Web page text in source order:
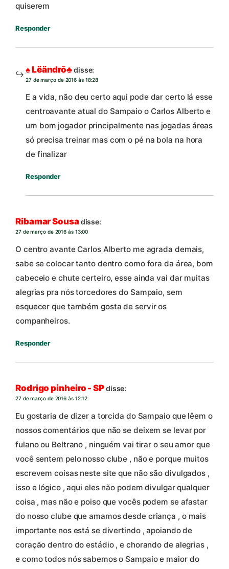
quiserem
Responder
♠ Lëändrō♣disse:
27 de março de 2016 às 18:28
E a vida, não deu certo aqui pode dar certo lá esse
centroavante atual do Sampaio o Carlos Alberto e
um bom jogador principalmente nas jogadas áreas
só precisa treinar mas com o pé na bola na hora
de finalizar
Responder
Ribamar Sousadisse:
27 de março de 2016 às 13:00
O centro avante Carlos Alberto me agrada demais,
sabe se colocar tanto dentro como fora da área, bom
cabeceio e chute certeiro, esse ainda vai dar muitas
alegrias pra nós torcedores do Sampaio, sem
esquecer que também gosta de servir os
companheiros.
Responder
Rodrigo pinheiro - SPdisse:
27 de março de 2016 às 12:12
Eu gostaria de dizer a torcida do Sampaio que lêem o
nossos comentários que não se deixem se levar por
fulano ou Beltrano , ninguém vai tirar o seu amor que
você sentem pelo nosso clube , não e porque muitos
escrevem coisas neste site que não são divulgados ,
isso e lógico , aqui eles não podem divulgar qualquer
coisa , mas não e poiso que vocês podem se afastar
do nosso clube que amamos desde criança , o mais
importante nos está se divertindo , apoiando de
coração dentro do estádio , e chorando de alegrias ,
e como todos nós sabemos o Sampaio e maior do